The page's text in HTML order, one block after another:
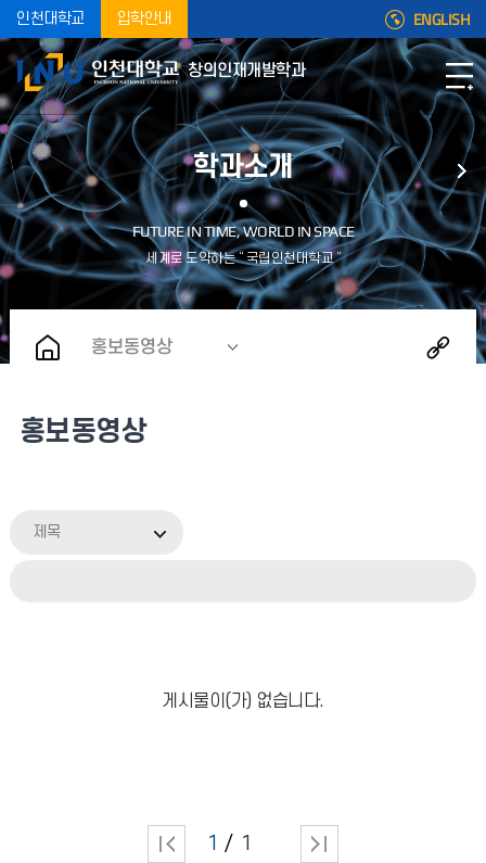
인천대학교 입학안내 ENGLISH
창의인재개발학과
학과소개
홍보동영상
홍보동영상
제목
게시물이(가) 없습니다.
1 1